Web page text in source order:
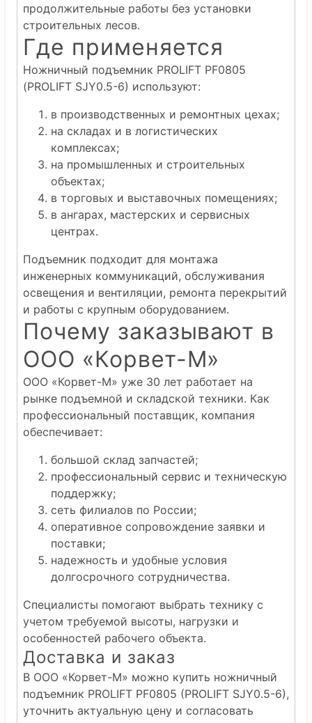
продолжительные работы без установки
строительных лесов.
Где применяется
Ножничный подъемник PROLIFT PF0805
(PROLIFT SJY0.5-6) используют:
в производственных и ремонтных цехах;
на складах и в логистических
комплексах;
на промышленных и строительных
объектах;
в торговых и выставочных помещениях;
в ангарах, мастерских и сервисных
центрах.
Подъемник подходит для монтажа
инженерных коммуникаций, обслуживания
освещения и вентиляции, ремонта перекрытий
и работы с крупным оборудованием.
Почему заказывают в
ООО «Корвет-М»
ООО «Корвет-М» уже 30 лет работает на
рынке подъемной и складской техники. Как
профессиональный поставщик, компания
обеспечивает:
большой склад запчастей;
профессиональный сервис и техническую
поддержку;
сеть филиалов по России;
оперативное сопровождение заявки и
поставки;
надежность и удобные условия
долгосрочного сотрудничества.
Специалисты помогают выбрать технику с
учетом требуемой высоты, нагрузки и
особенностей рабочего объекта.
Доставка и заказ
В ООО «Корвет-М» можно купить ножничный
подъемник PROLIFT PF0805 (PROLIFT SJY0.5-6),
уточнить актуальную цену и согласовать